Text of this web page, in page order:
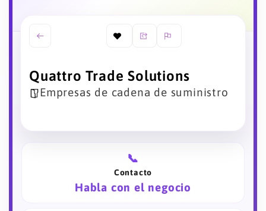
Quattro Trade Solutions
Empresas de cadena de suministro
📞
Contacto
Habla con el negocio